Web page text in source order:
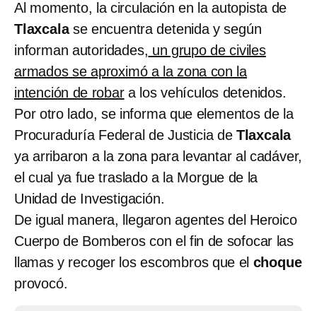
Al momento, la circulación en la autopista de
Tlaxcalase encuentra detenida y según
informan autoridades, un grupo de civiles
armados se aproximó a la zona con la
intención de robara los vehículos detenidos.
Por otro lado, se informa que elementos de la
Procuraduría Federal de Justicia de Tlaxcala
ya arribaron a la zona para levantar al cadáver,
el cual ya fue traslado a la Morgue de la
Unidad de Investigación.
De igual manera, llegaron agentes del Heroico
Cuerpo de Bomberos con el fin de sofocar las
llamas y recoger los escombros que el choque
provocó.